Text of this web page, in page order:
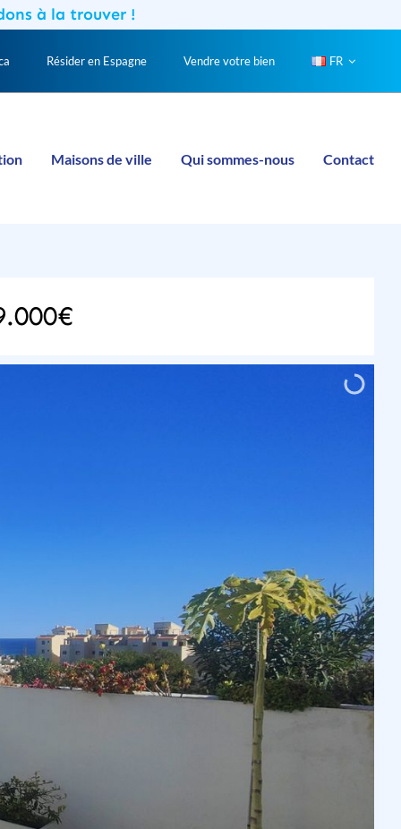
à la trouver !
Résider en Espagne Vendre votre bien FR
Maisons de ville Qui sommes-nous Contact